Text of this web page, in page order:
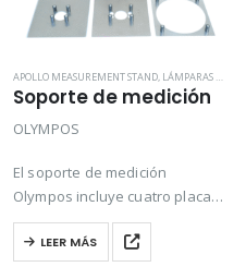
APOLLO MEASUREMENT STAND, LÁMPARAS DE LUZ UV-A
Soporte de medición
OLYMPOS
El soporte de medición
Olympos incluye cuatro placas
de distintos tamaños, que
pueden intercambiarse
LEER MÁS